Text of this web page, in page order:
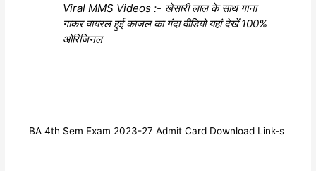
Viral MMS Videos :- खेसारी लाल के साथ गाना
गाकर वायरल हुई काजल का गंदा वीडियो यहां देखें 100%
ओरिजिनल
BA 4th Sem Exam 2023-27 Admit Card Download Link-s